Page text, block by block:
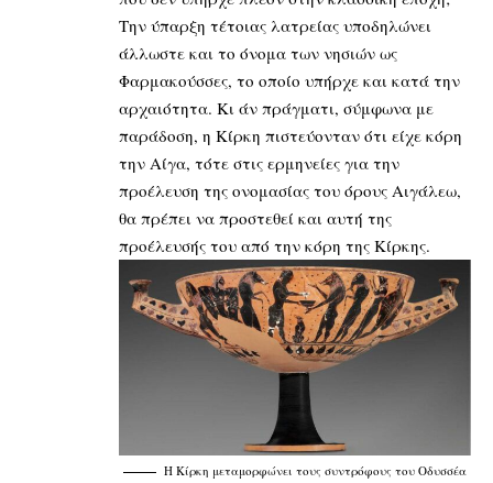
Την ύπαρξη τέτοιας λατρείας υποδηλώνει
άλλωστε και το όνομα των νησιών ως
Φαρμακούσσες, το οποίο υπήρχε και κατά την
αρχαιότητα. Κι άν πράγματι, σύμφωνα με
παράδοση, η Κίρκη πιστεύονταν ότι είχε κόρη
την Αίγα, τότε στις ερμηνείες για την
προέλευση της ονομασίας του όρους Αιγάλεω,
θα πρέπει να προστεθεί και αυτή της
προέλευσής του από την κόρη της Κίρκης.
Η Κίρκη μεταμορφώνει τους συντρόφους του Οδυσσέα